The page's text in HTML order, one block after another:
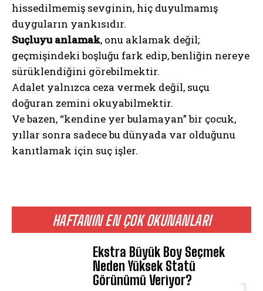
HAFTANIN EN ÇOK OKUNANLARI
Ekstra Büyük Boy Seçmek
Neden Yüksek Statü
Görünümü Veriyor?
hissedilmemiş sevginin, hiç duyulmamış
duyguların yankısıdır.
Suçluyu anlamak, onu aklamak değil;
geçmişindeki boşluğu fark edip, benliğin nereye
sürüklendiğini görebilmektir.
Adalet yalnızca ceza vermek değil, suçu
doğuran zemini okuyabilmektir.
Ve bazen, “kendine yer bulamayan” bir çocuk,
yıllar sonra sadece bu dünyada var olduğunu
kanıtlamak için suç işler.